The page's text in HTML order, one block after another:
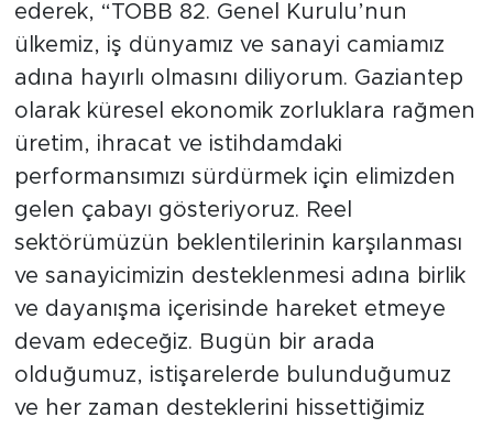
ederek, “TOBB 82. Genel Kurulu’nun
ülkemiz, iş dünyamız ve sanayi camiamız
adına hayırlı olmasını diliyorum. Gaziantep
olarak küresel ekonomik zorluklara rağmen
üretim, ihracat ve istihdamdaki
performansımızı sürdürmek için elimizden
gelen çabayı gösteriyoruz. Reel
sektörümüzün beklentilerinin karşılanması
ve sanayicimizin desteklenmesi adına birlik
ve dayanışma içerisinde hareket etmeye
devam edeceğiz. Bugün bir arada
olduğumuz, istişarelerde bulunduğumuz
ve her zaman desteklerini hissettiğimiz